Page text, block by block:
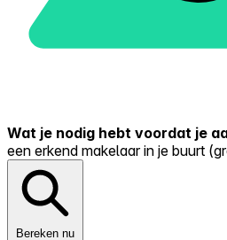
Wat je nodig hebt voordat je
een erkend makelaar in je buurt
Bereken nu